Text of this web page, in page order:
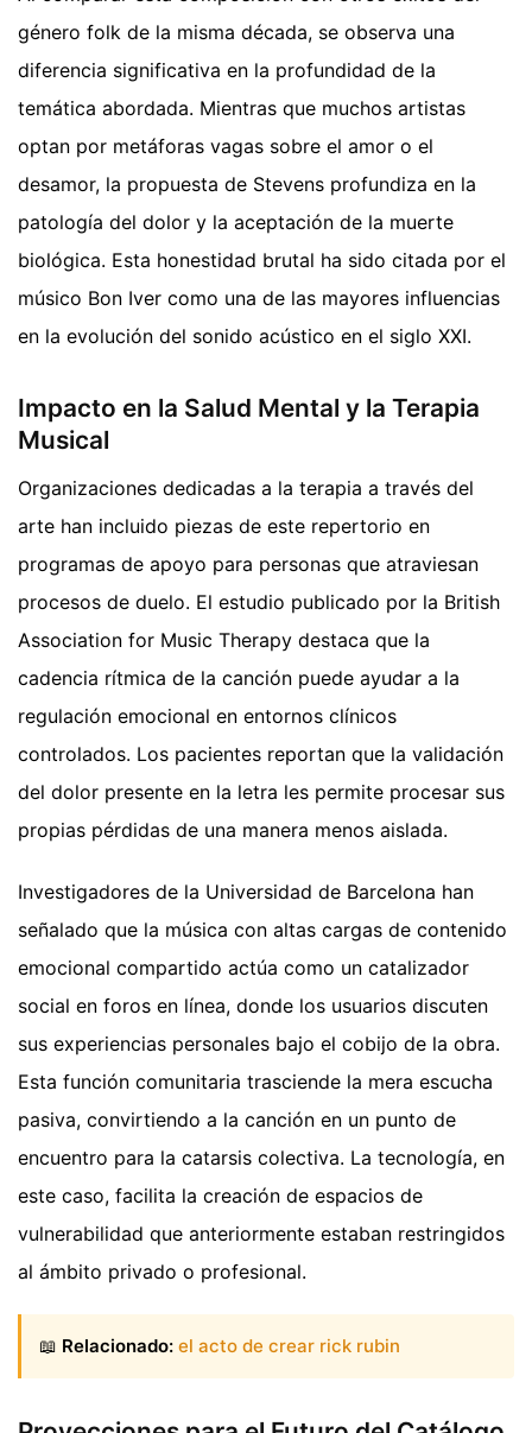
género folk de la misma década, se observa una
diferencia significativa en la profundidad de la
temática abordada. Mientras que muchos artistas
optan por metáforas vagas sobre el amor o el
desamor, la propuesta de Stevens profundiza en la
patología del dolor y la aceptación de la muerte
biológica. Esta honestidad brutal ha sido citada por el
músico Bon Iver como una de las mayores influencias
en la evolución del sonido acústico en el siglo XXI.
Impacto en la Salud Mental y la Terapia
Musical
Organizaciones dedicadas a la terapia a través del
arte han incluido piezas de este repertorio en
programas de apoyo para personas que atraviesan
procesos de duelo. El estudio publicado por la British
Association for Music Therapy destaca que la
cadencia rítmica de la canción puede ayudar a la
regulación emocional en entornos clínicos
controlados. Los pacientes reportan que la validación
del dolor presente en la letra les permite procesar sus
propias pérdidas de una manera menos aislada.
Investigadores de la Universidad de Barcelona han
señalado que la música con altas cargas de contenido
emocional compartido actúa como un catalizador
social en foros en línea, donde los usuarios discuten
sus experiencias personales bajo el cobijo de la obra.
Esta función comunitaria trasciende la mera escucha
pasiva, convirtiendo a la canción en un punto de
encuentro para la catarsis colectiva. La tecnología, en
este caso, facilita la creación de espacios de
vulnerabilidad que anteriormente estaban restringidos
al ámbito privado o profesional.
📖 Relacionado: el acto de crear rick rubin